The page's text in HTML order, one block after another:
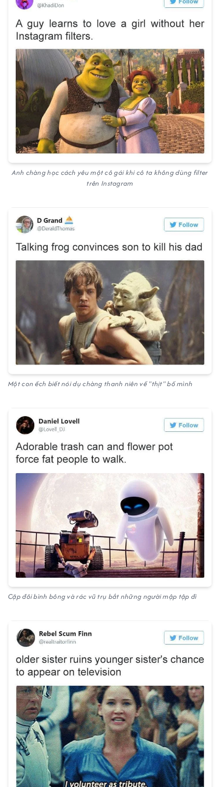
Anh chàng học cách yêu một cô gái khi cô ta không dùng filter
trên Instagram
Một con ếch biết nói dụ chàng thanh niên về "thịt" bố mình
Cặp đôi bình bông và rác vũ trụ bắt những người mập tập đi